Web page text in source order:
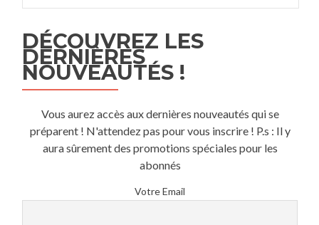
DÉCOUVREZ LES
DERNIÈRES
NOUVEAUTÉS !
Vous aurez accès aux dernières nouveautés qui se
préparent ! N'attendez pas pour vous inscrire ! P.s : Il y
aura sûrement des promotions spéciales pour les
abonnés
Votre Email